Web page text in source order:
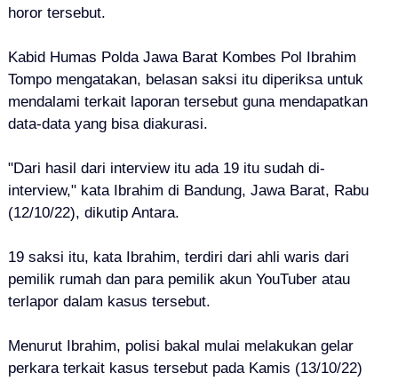
horor tersebut.
Kabid Humas Polda Jawa Barat Kombes Pol Ibrahim
Tompo mengatakan, belasan saksi itu diperiksa untuk
mendalami terkait laporan tersebut guna mendapatkan
data-data yang bisa diakurasi.
"Dari hasil dari interview itu ada 19 itu sudah di-
interview," kata Ibrahim di Bandung, Jawa Barat, Rabu
(12/10/22), dikutip Antara.
19 saksi itu, kata Ibrahim, terdiri dari ahli waris dari
pemilik rumah dan para pemilik akun YouTuber atau
terlapor dalam kasus tersebut.
Menurut Ibrahim, polisi bakal mulai melakukan gelar
perkara terkait kasus tersebut pada Kamis (13/10/22)